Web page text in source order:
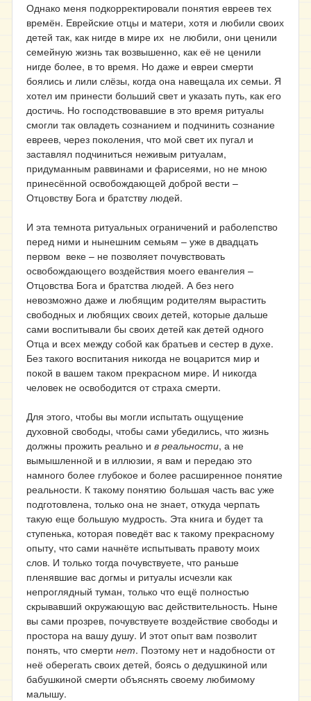
Однако меня подкорректировали понятия евреев тех
времён. Еврейские отцы и матери, хотя и любили своих
детей так, как нигде в мире их не любили, они ценили
семейную жизнь так возвышенно, как её не ценили
нигде более, в то время. Но даже и евреи смерти
боялись и лили слёзы, когда она навещала их семьи. Я
хотел им принести больший свет и указать путь, как его
достичь. Но господствовавшие в это время ритуалы
смогли так овладеть сознанием и подчинить сознание
евреев, через поколения, что мой свет их пугал и
заставлял подчиниться неживым ритуалам,
придуманным раввинами и фарисеями, но не мною
принесённой освобождающей доброй вести –
Отцовству Бога и братству людей.
И эта темнота ритуальных ограничений и раболепство
перед ними и нынешним семьям – уже в двадцать
первом веке – не позволяет почувствовать
освобождающего воздействия моего евангелия –
Отцовства Бога и братства людей. А без него
невозможно даже и любящим родителям вырастить
свободных и любящих своих детей, которые дальше
сами воспитывали бы своих детей как детей одного
Отца и всех между собой как братьев и сестер в духе.
Без такого воспитания никогда не воцарится мир и
покой в вашем таком прекрасном мире. И никогда
человек не освободится от страха смерти.
Для этого, чтобы вы могли испытать ощущение
духовной свободы, чтобы сами убедились, что жизнь
должны прожить реально и в реальности, а не
вымышленной и в иллюзии, я вам и передаю это
намного более глубокое и более расширенное понятие
реальности. К такому понятию большая часть вас уже
подготовлена, только она не знает, откуда черпать
такую еще большую мудрость. Эта книга и будет та
ступенька, которая поведёт вас к такому прекрасному
опыту, что сами начнёте испытывать правоту моих
слов. И только тогда почувствуете, что раньше
пленявшие вас догмы и ритуалы исчезли как
непроглядный туман, только что ещё полностью
скрывавший окружающую вас действительность. Ныне
вы сами прозрев, почувствуете воздействие свободы и
простора на вашу душу. И этот опыт вам позволит
понять, что смерти нет. Поэтому нет и надобности от
неё оберегать своих детей, боясь о дедушкиной или
бабушкиной смерти объяснять своему любимому
малышу.